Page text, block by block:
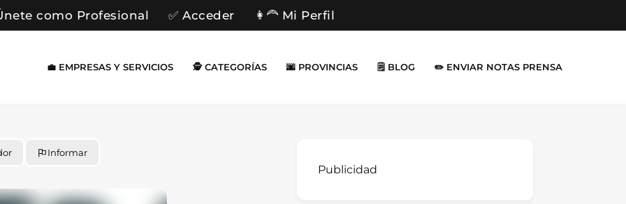
como Profesional ✅ Acceder 👩‍🦰 Mi Perfil
💼 EMPRESAS Y SERVICIOS 🕵️ CATEGORÍAS 🌆 PROVINCIAS 🗒️ BLOG ✏️ ENVIAR NOTAS PRENSA
Informar
Publicidad